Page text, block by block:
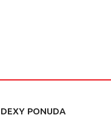
DEXY PONUDA